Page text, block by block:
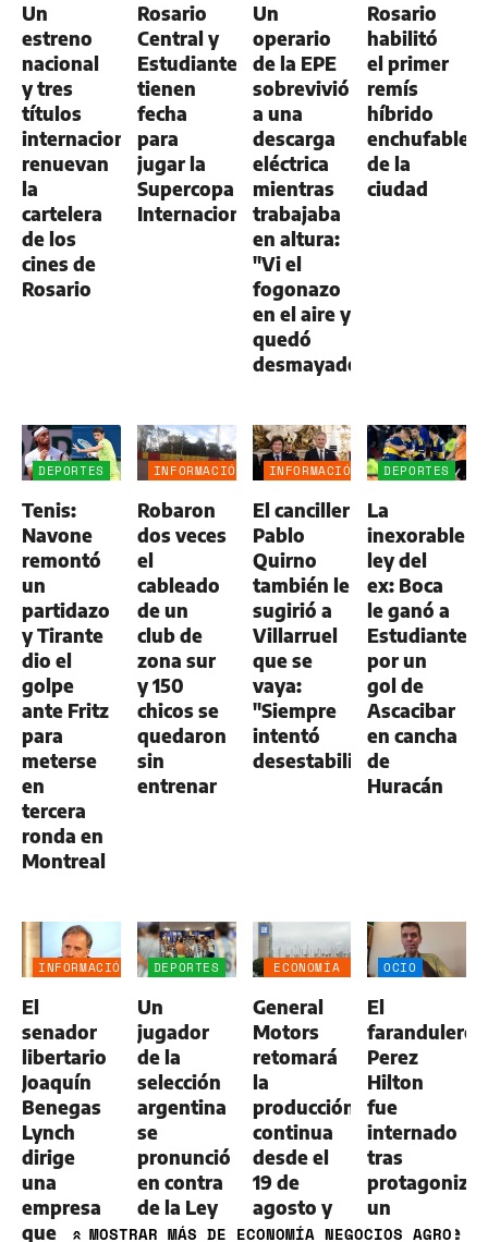
Un
estreno
nacional
y tres
títulos
internacionales
renuevan
la
cartelera
de los
cines de
Rosario
Rosario
Central y
Estudiantes
tienen
fecha
para
jugar la
Supercopa
Internacional
Un
operario
de la EPE
sobrevivió
a una
descarga
eléctrica
mientras
trabajaba
en altura:
"Vi el
fogonazo
en el aire y
quedó
desmayado"
Rosario
habilitó
el primer
remís
híbrido
enchufable
de la
ciudad
DEPORTES
Tenis:
Navone
remontó
un
partidazo
y Tirante
dio el
golpe
ante Fritz
para
meterse
en
tercera
ronda en
Montreal
INFORMACIÓN
Robaron
dos veces
el
cableado
de un
club de
zona sur
y 150
chicos se
quedaron
sin
entrenar
INFORMACIÓN
El canciller
Pablo
Quirno
también le
sugirió a
Villarruel
que se
vaya:
"Siempre
intentó
desestabilizar"
DEPORTES
La
inexorable
ley del
ex: Boca
le ganó a
Estudiantes
por un
gol de
Ascacibar
en cancha
de
Huracán
INFORMACIÓN
El
senador
libertario
Joaquín
Benegas
Lynch
dirige
una
empresa
que
DEPORTES
Un
jugador
de la
selección
argentina
se
pronunció
en contra
de la Ley
de
ECONOMÍA
AGRO
General
Motors
retomará
la
producción
continua
desde el
19 de
agosto y
pondrá fin
OCIO
El
farandulero
Perez
Hilton
fue
internado
tras
protagonizar
un
alarmante
» MOSTRAR MÁS DE ECONOMÍA NEGOCIOS AGRO